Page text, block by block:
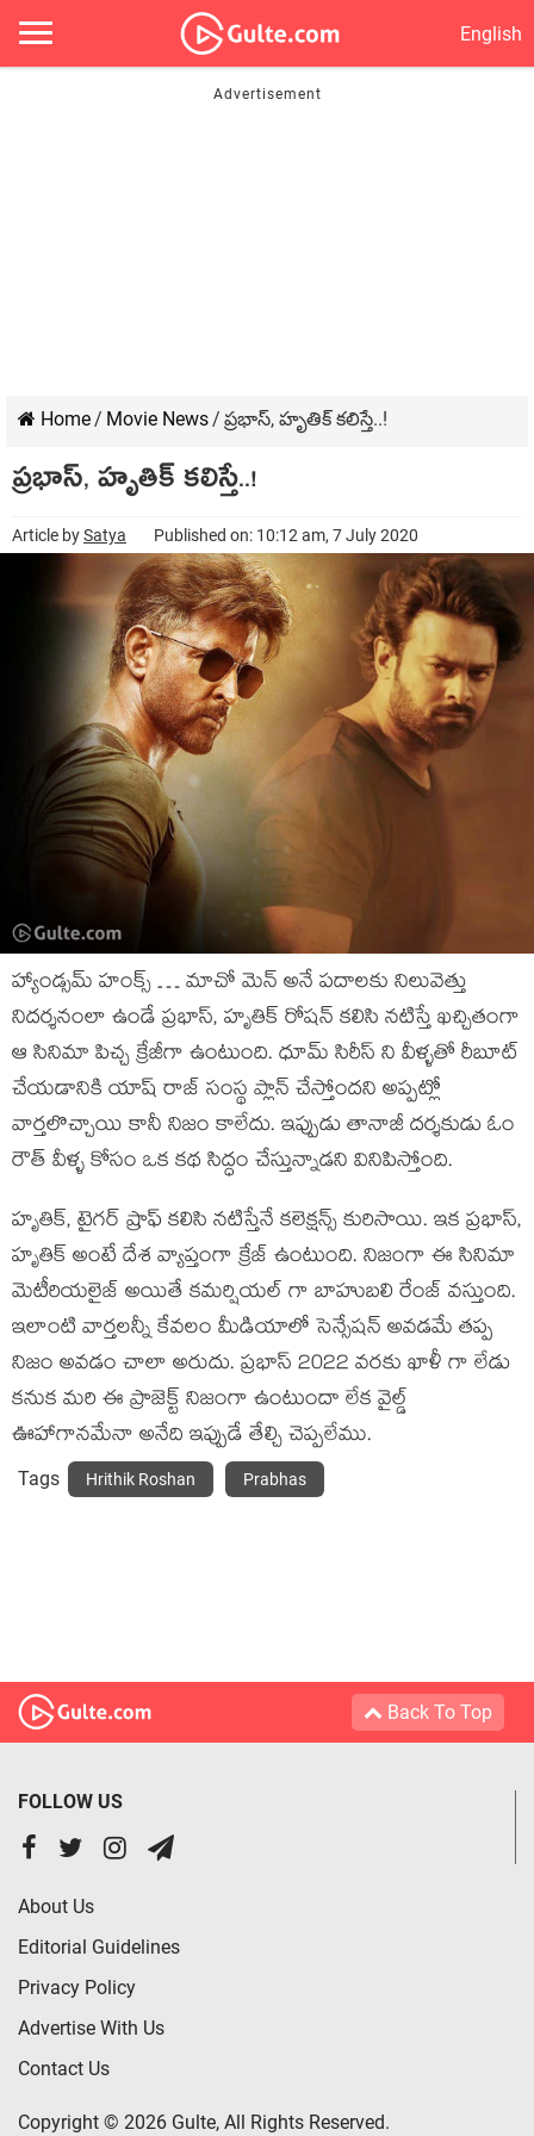
English
Home/ Movie News/ ప్రభాస్, హృతిక్ కలిస్తే..!
ప్రభాస్, హృతిక్ కలిస్తే..!
Article bySatya Published on: 10:12 am, 7 July 2020
హ్యాండ్సమ్ హంక్స్ … మాచో మెన్ అనే పదాలకు నిలువెత్తు
నిదర్శనంలా ఉండే ప్రభాస్, హృతిక్ రోషన్ కలిసి నటిస్తే ఖచ్చితంగా
ఆ సినిమా పిచ్చ క్రేజీగా ఉంటుంది. ధూమ్ సిరీస్ ని వీళ్ళతో రీబూట్
చేయడానికి యాష్ రాజ్ సంస్థ ప్లాన్ చేస్తోందని అప్పట్లో
వార్తలొచ్చాయి కానీ నిజం కాలేదు. ఇప్పుడు తానాజీ దర్శకుడు ఓం
రౌత్ వీళ్ళ కోసం ఒక కథ సిద్ధం చేస్తున్నాడని వినిపిస్తోంది.
హృతిక్, టైగర్ ష్రాఫ్ కలిసి నటిస్తేనే కలెక్షన్స్ కురిసాయి. ఇక ప్రభాస్,
హృతిక్ అంటే దేశ వ్యాప్తంగా క్రేజ్ ఉంటుంది. నిజంగా ఈ సినిమా
మెటీరియలైజ్ అయితే కమర్షియల్ గా బాహుబలి రేంజ్ వస్తుంది.
ఇలాంటి వార్తలన్నీ కేవలం మీడియాలో సెన్సేషన్ అవడమే తప్ప
నిజం అవడం చాలా అరుదు. ప్రభాస్ 2022 వరకు ఖాళీ గా లేడు
కనుక మరి ఈ ప్రాజెక్ట్ నిజంగా ఉంటుందా లేక వైల్డ్
ఊహాగానమేనా అనేది ఇప్పుడే తేల్చి చెప్పలేము.
Tags Hrithik Roshan Prabhas
Back To Top
FOLLOW US
About Us
Editorial Guidelines
Privacy Policy
Advertise With Us
Contact Us
Copyright © 2026 Gulte, All Rights Reserved.